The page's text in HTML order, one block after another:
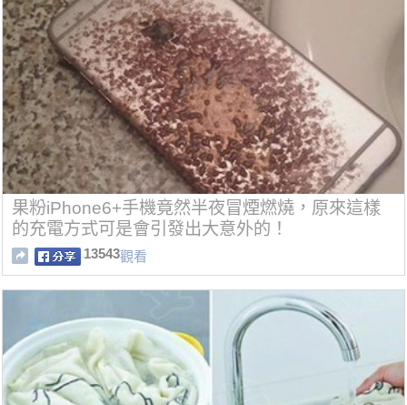
果粉iPhone6+手機竟然半夜冒煙燃燒，原來這樣
的充電方式可是會引發出大意外的！
13543觀看